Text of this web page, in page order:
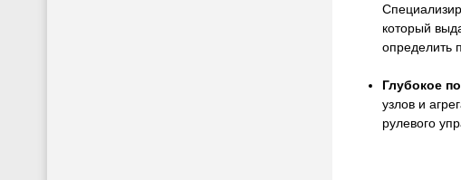
который
определить
Глубокое
узлов и
рулевого